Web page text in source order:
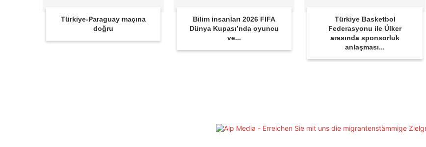
Türkiye-Paraguay maçına
doğru
Bilim insanları 2026 FIFA
Dünya Kupası’nda oyuncu
ve...
Türkiye Basketbol
Federasyonu ile Ülker
arasında sponsorluk
anlaşması...